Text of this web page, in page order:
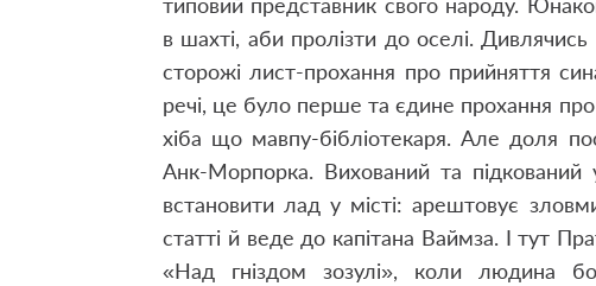
в шахті, аби пролізти до оселі.
сторожі лист-прохання про прийняття
речі, це було перше та єдине прохання про
хіба що мавпу-бібліотекаря. Але доля
Анк-Морпорка. Вихований та підкований
встановити лад у місті: арештовує
статті й веде до капітана Ваймза. І тут
«Над гніздом зозулі», коли людина